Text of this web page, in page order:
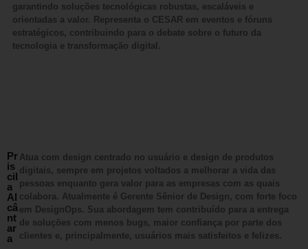
garantindo soluções tecnológicas robustas, escaláveis e
orientadas a valor. Representa o CESAR em eventos e fóruns
estratégicos, contribuindo para o debate sobre o futuro da
tecnologia e transformação digital.
Pr
is
cil
a
Al
câ
nt
ar
a
Atua com design centrado no usuário e design de produtos
digitais, sempre em projetos voltados a melhorar a vida das
pessoas enquanto gera valor para as empresas com as quais
colabora. Atualmente é Gerente Sênior de Design, com forte foco
em DesignOps. Sua abordagem tem contribuído para a entrega
de soluções com menos bugs, maior confiança por parte dos
clientes e, principalmente, usuários mais satisfeitos e felizes.